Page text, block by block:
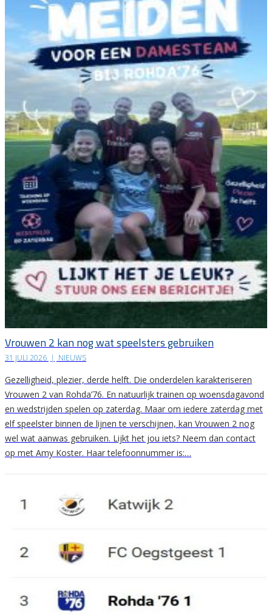
Vrouwen 2 kan nog wat speelsters gebruiken
31 JULI 2026 | NIEUWS
Gezelligheid, plezier, derde helft. Die onderdelen karakteriseren
Vrouwen 2 van Rohda’76. En natuurlijk trainen op woensdagavond
en wedstrijden spelen op zaterdag. Maar om iedere zaterdag met
elf speelster binnen de lijnen te verschijnen, kan Vrouwen 2 nog
wel wat aanwas gebruiken. Lijkt het jou iets? Neem dan contact
op met Amy Koster. Haar telefoonnummer is:…